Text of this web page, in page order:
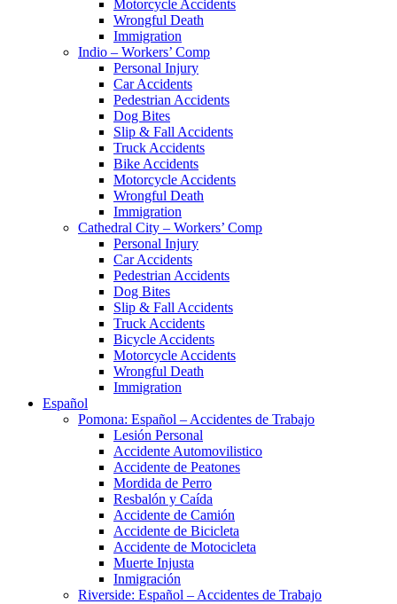
Motorcycle Accidents
Wrongful Death
Immigration
Indio – Workers’ Comp
Personal Injury
Car Accidents
Pedestrian Accidents
Dog Bites
Slip & Fall Accidents
Truck Accidents
Bike Accidents
Motorcycle Accidents
Wrongful Death
Immigration
Cathedral City – Workers’ Comp
Personal Injury
Car Accidents
Pedestrian Accidents
Dog Bites
Slip & Fall Accidents
Truck Accidents
Bicycle Accidents
Motorcycle Accidents
Wrongful Death
Immigration
Español
Pomona: Español – Accidentes de Trabajo
Lesión Personal
Accidente Automovilistico
Accidente de Peatones
Mordida de Perro
Resbalón y Caída
Accidente de Camión
Accidente de Bicicleta
Accidente de Motocicleta
Muerte Injusta
Inmigración
Riverside: Español – Accidentes de Trabajo